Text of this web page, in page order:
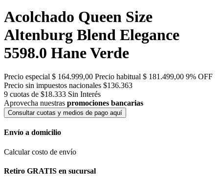
Acolchado Queen Size
Altenburg Blend Elegance
5598.0 Hane Verde
Precio especial $ 164.999,00 Precio habitual $ 181.499,00 9% OFF
Precio sin impuestos nacionales $136.363
9 cuotas de $18.333 Sin Interés
Aprovecha nuestras promociones bancarias
Consultar cuotas y medios de pago aquí
Envío a domicilio
Calcular costo de envío
Retiro GRATIS en sucursal